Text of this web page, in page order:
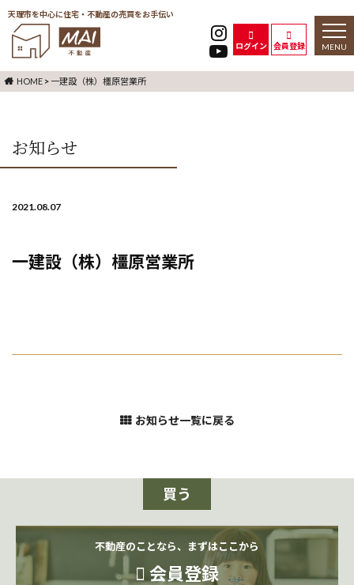
天理市を中心に住宅・不動産の売買をお手伝い
ログイン 会員登録
toggle
HOME > 一建設（株）橿原営業所
お知らせ
2021.08.07
一建設（株）橿原営業所
お知らせ一覧に戻る
買う
不動産のことなら、まずはここから
会員登録